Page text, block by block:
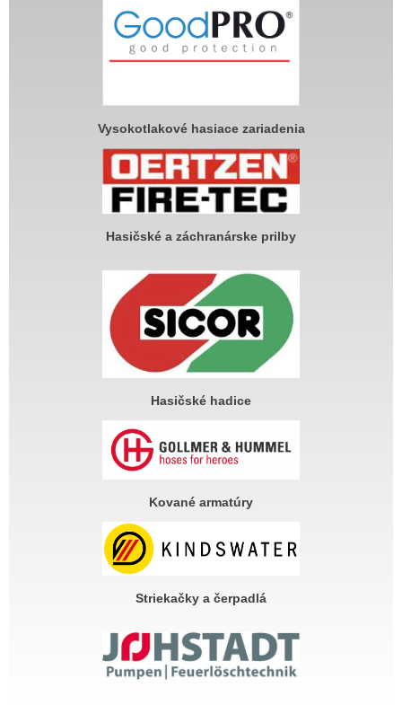
Vysokotlakové hasiace zariadenia
Hasičské a záchranárske prilby
Hasičské hadice
Kované armatúry
Striekačky a čerpadlá